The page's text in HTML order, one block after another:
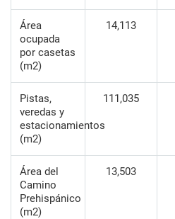
Área
ocupada
por casetas
(m2)
14,113
Pistas,
veredas y
estacionamientos
(m2)
111,035
Área del
Camino
Prehispánico
(m2)
13,503